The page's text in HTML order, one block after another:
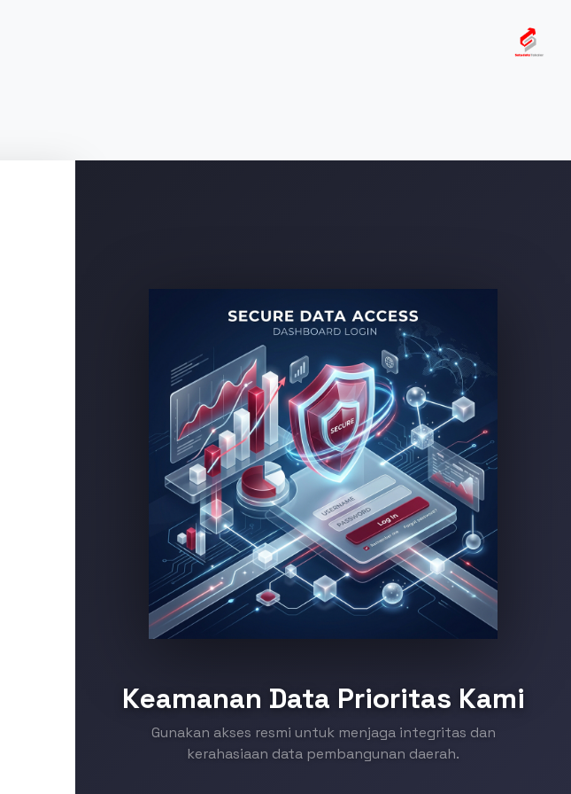
Keamanan Data Prioritas Kami
Gunakan akses resmi untuk menjaga integritas dan
kerahasiaan data pembangunan daerah.